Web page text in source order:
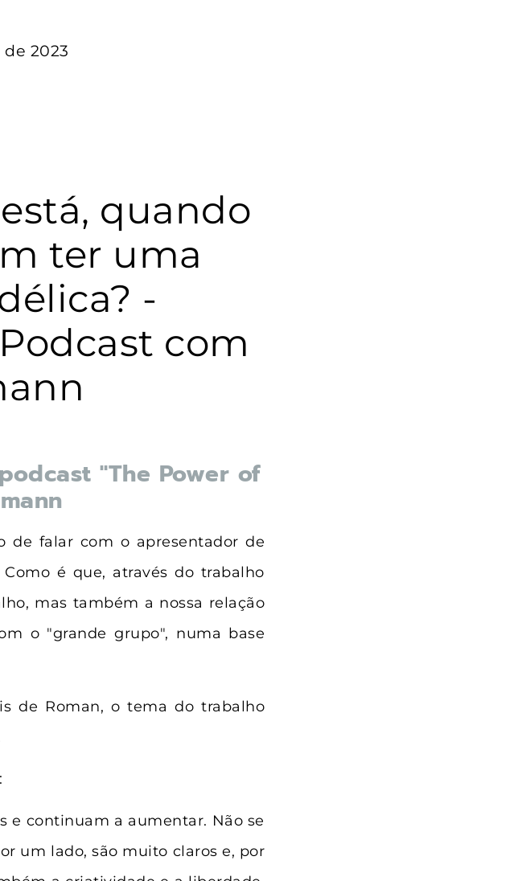
de 2023
quando
ter uma
-
com
"The Power of
de falar com o apresentador de
é que, através do trabalho
mas também a nossa relação
o "grande grupo", numa base
de Roman, o tema do trabalho
e continuam a aumentar. Não se
um lado, são muito claros e, por